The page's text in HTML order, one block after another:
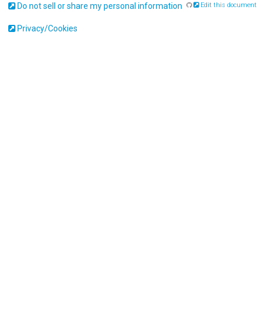
Do not sell or share my personal information
Privacy/Cookies
Edit this document